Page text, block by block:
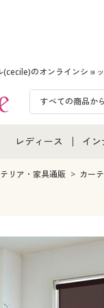
(cecile)のオンラインショ
レディース
レディース通販す
女性下着
イ
イン
メ
ジ
リア・家具通販 カー